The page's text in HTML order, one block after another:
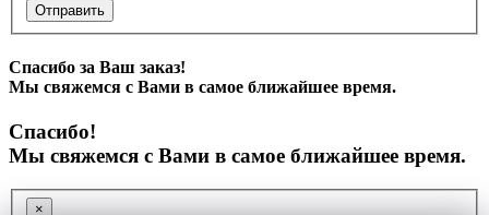
Отправить
Спасибо за Ваш заказ!
Мы свяжемся с Вами в самое ближайшее время.
Спасибо!
Мы свяжемся с Вами в самое ближайшее время.
×